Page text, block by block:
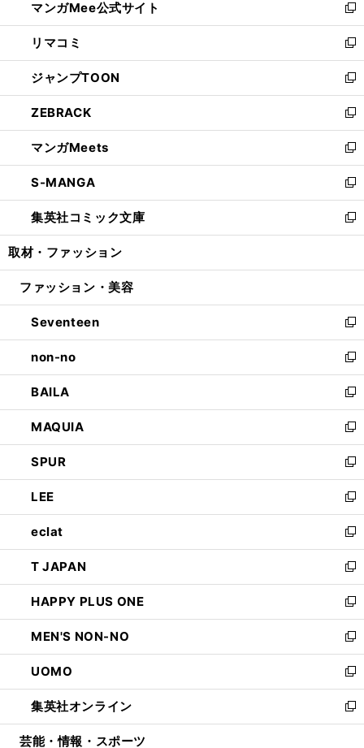
く
ド
ウ
で
開
く
ィ
ン
ド
ウ
で
開
く
い
ウ
ィ
ン
ド
ウ
で
開
く
マンガMee公式サイト
新
し
い
ウ
ィ
ン
ド
ウ
で
開
く
リマコミ
新
し
い
ウ
ィ
ン
ド
ウ
で
開
く
ジャンプTOON
新
し
い
ウ
ィ
ン
ド
ウ
で
開
ZEBRACK
新
し
い
ウ
ィ
ン
ド
ウ
開
マンガMeets
新
し
い
ウ
ィ
ン
ウ
開
く
S-MANGA
新
し
い
ウ
ン
ウ
で
開
く
集英社コミック文庫
新
し
ウ
ン
ド
ウ
で
開
く
取材・ファッション
ファッション・美容
Seventeen
新
し
い
ウ
ィ
ン
ド
ウ
で
開
く
non-no
新
し
い
ウ
ィ
ン
ド
ウ
で
開
く
BAILA
新
し
い
ウ
ィ
ン
ド
ウ
で
開
く
MAQUIA
新
し
い
ウ
ィ
ン
ド
ウ
で
開
く
SPUR
新
し
い
ウ
ィ
ン
ド
ウ
で
開
く
LEE
新
し
い
ウ
ィ
ン
ド
ウ
で
開
く
eclat
新
し
い
ウ
ィ
ン
ド
ウ
で
開
く
T JAPAN
新
し
い
ウ
ィ
ン
ド
ウ
で
開
HAPPY PLUS ONE
新
し
い
ウ
ィ
ン
ド
ウ
MEN'S NON-NO
新
し
い
ウ
ィ
ン
UOMO
新
し
い
ウ
集英社オンライン
新
し
芸能・情報・スポーツ